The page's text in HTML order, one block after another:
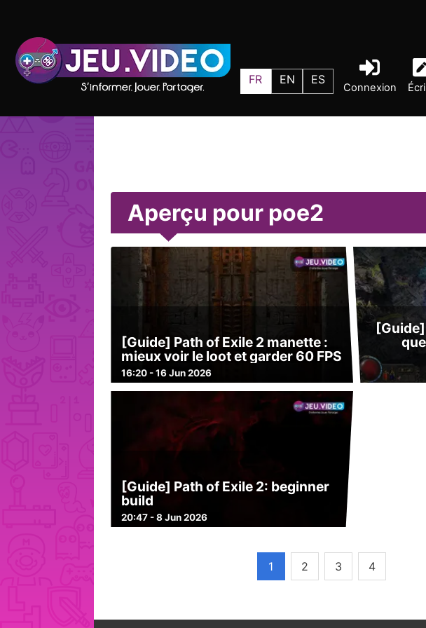
FR EN ES
Connexion
Aperçu pour poe2
[Guide] Path of Exile 2 manette :
mieux voir le loot et garder 60 FPS
16:20 - 16 Jun 2026
[Guide] Path of Exile 2: beginner
build
20:47 - 8 Jun 2026
1 2 3 4